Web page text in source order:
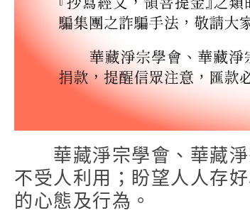
華藏淨宗學會、華藏淨
不受人利用；盼望人人存
的心態及行為。